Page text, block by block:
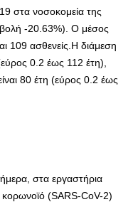
στα νοσοκομεία της
-20.63%). Ο μέσος
109 ασθενείς.Η διάμεση
0.2 έως 112 έτη),
80 έτη (εύρος 0.2 έως
στα εργαστήρια
κορωνοϊό (SARS-CoV-2)